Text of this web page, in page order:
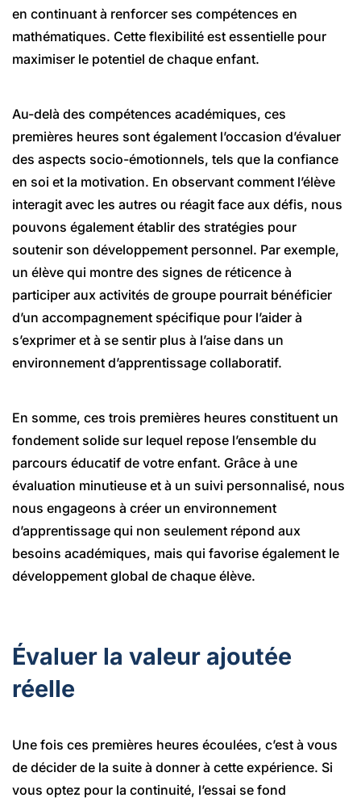
en continuant à renforcer ses compétences en
mathématiques. Cette flexibilité est essentielle pour
maximiser le potentiel de chaque enfant.
Au-delà des compétences académiques, ces
premières heures sont également l’occasion d’évaluer
des aspects socio-émotionnels, tels que la confiance
en soi et la motivation. En observant comment l’élève
interagit avec les autres ou réagit face aux défis, nous
pouvons également établir des stratégies pour
soutenir son développement personnel. Par exemple,
un élève qui montre des signes de réticence à
participer aux activités de groupe pourrait bénéficier
d’un accompagnement spécifique pour l’aider à
s’exprimer et à se sentir plus à l’aise dans un
environnement d’apprentissage collaboratif.
En somme, ces trois premières heures constituent un
fondement solide sur lequel repose l’ensemble du
parcours éducatif de votre enfant. Grâce à une
évaluation minutieuse et à un suivi personnalisé, nous
nous engageons à créer un environnement
d’apprentissage qui non seulement répond aux
besoins académiques, mais qui favorise également le
développement global de chaque élève.
Évaluer la valeur ajoutée
réelle
Une fois ces premières heures écoulées, c’est à vous
de décider de la suite à donner à cette expérience. Si
vous optez pour la continuité, l’essai se fond